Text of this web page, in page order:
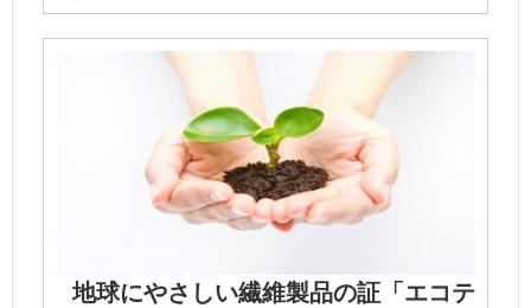
地球にやさしい繊維製品の証「エコテ